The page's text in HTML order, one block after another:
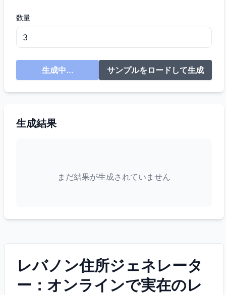
数量
生成中... サンプルをロードして生成
生成結果
まだ結果が生成されていません
レバノン住所ジェネレータ
ー：オンラインで実在のレ